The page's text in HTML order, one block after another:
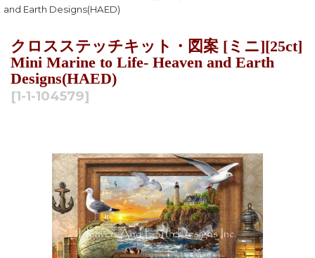
and Earth Designs(HAED)
クロスステッチキット・図案 [ミニ][25ct]
Mini Marine to Life- Heaven and Earth
Designs(HAED)
[1-1-104579]